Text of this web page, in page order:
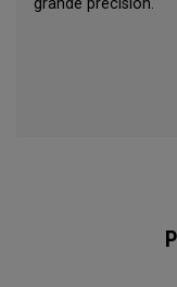
grande précision.